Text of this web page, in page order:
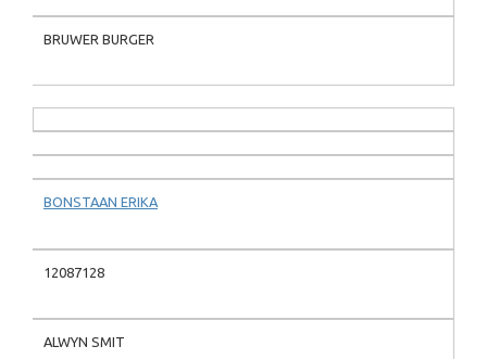
BRUWER BURGER
BONSTAAN ERIKA
12087128
ALWYN SMIT